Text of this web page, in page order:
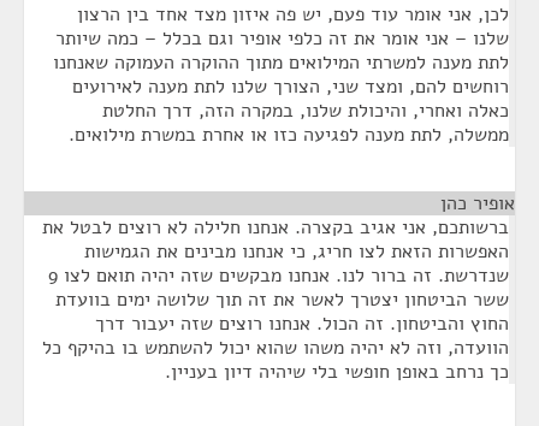
לכן, אני אומר עוד פעם, יש פה איזון מצד אחד בין הרצון
שלנו – אני אומר את זה כלפי אופיר וגם בכלל – כמה שיותר
לתת מענה למשרתי המילואים מתוך ההוקרה העמוקה שאנחנו
רוחשים להם, ומצד שני, הצורך שלנו לתת מענה לאירועים
כאלה ואחרי, והיכולת שלנו, במקרה הזה, דרך החלטת
ממשלה, לתת מענה לפגיעה כזו או אחרת במשרת מילואים.
אופיר כהן
ברשותכם, אני אגיב בקצרה. אנחנו חלילה לא רוצים לבטל את
האפשרות הזאת לצו חריג, כי אנחנו מבינים את הגמישות
שנדרשת. זה ברור לנו. אנחנו מבקשים שזה יהיה תואם לצו 9
ששר הביטחון יצטרך לאשר את זה תוך שלושה ימים בוועדת
החוץ והביטחון. זה הכול. אנחנו רוצים שזה יעבור דרך
הוועדה, וזה לא יהיה משהו שהוא יכול להשתמש בו בהיקף כל
כך נרחב באופן חופשי בלי שיהיה דיון בעניין.